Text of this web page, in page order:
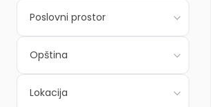
Poslovni prostor
Opština
Lokacija